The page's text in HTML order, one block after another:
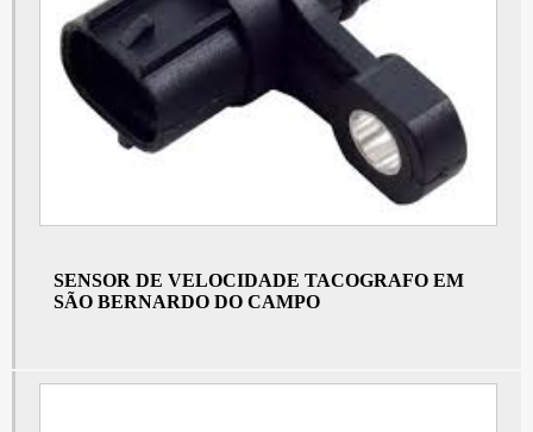
Sensor de velocímetro em São Bernardo do Campo
Sensor de velocímetro em São Paulo
Tacografo eletrônico
Preço de sensor de velocidade em São Bernardo do Campo
Tacógrafo digital para caminhão
Sensor de velocidade automotivo em São Bernardo do Campo
Tacografo a venda
SENSOR DE VELOCIDADE TACOGRAFO EM
SÃO BERNARDO DO CAMPO